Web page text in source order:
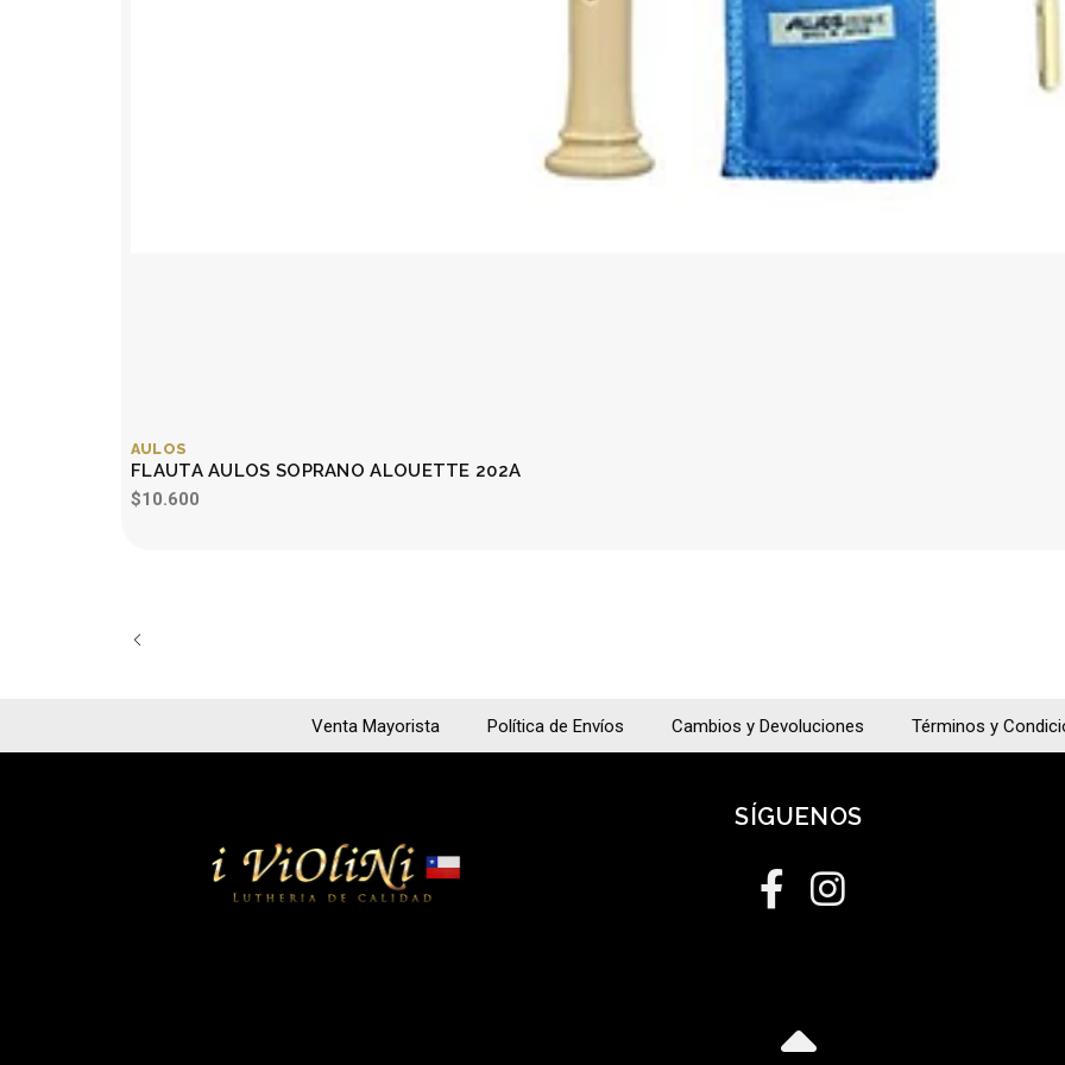
AULOS
FLAUTA AULOS SOPRANO ALOUETTE 202A
$10.600
Venta Mayorista Política de Envíos Cambios y Devoluciones Términos y
SÍGUENOS